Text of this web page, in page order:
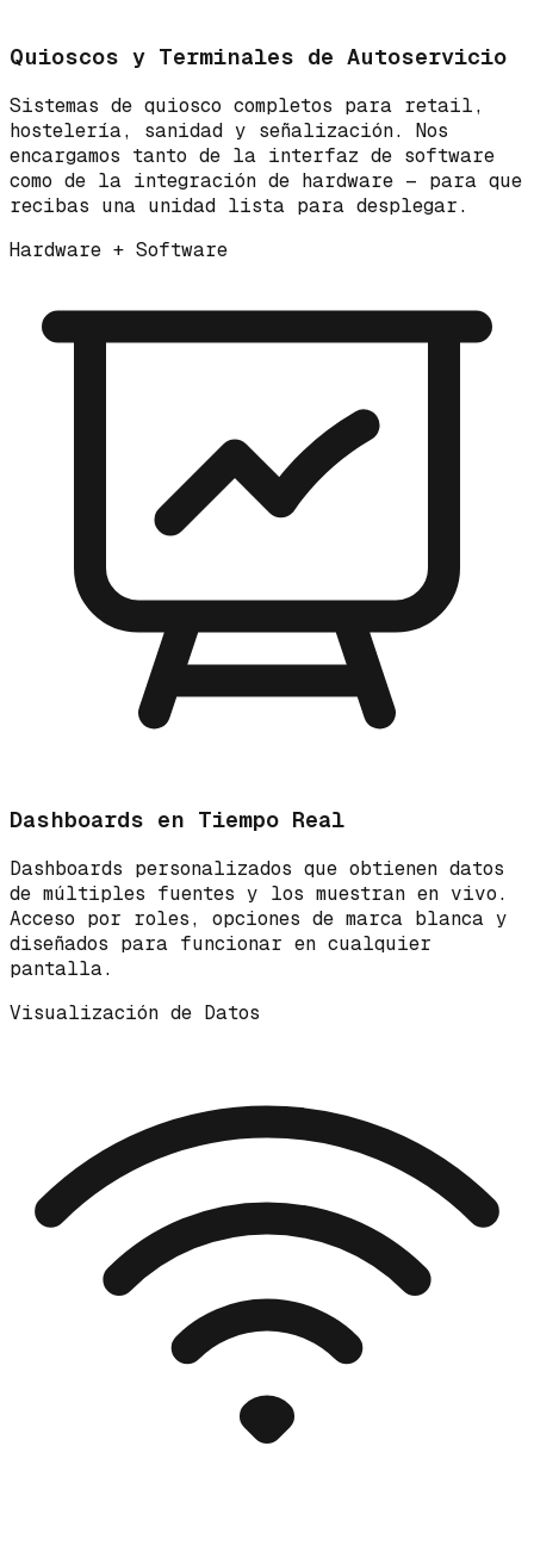
Quioscos y Terminales de Autoservicio
Sistemas de quiosco completos para retail,
hostelería, sanidad y señalización. Nos
encargamos tanto de la interfaz de software
como de la integración de hardware — para que
recibas una unidad lista para desplegar.
Hardware + Software
Dashboards en Tiempo Real
Dashboards personalizados que obtienen datos
de múltiples fuentes y los muestran en vivo.
Acceso por roles, opciones de marca blanca y
diseñados para funcionar en cualquier
pantalla.
Visualización de Datos